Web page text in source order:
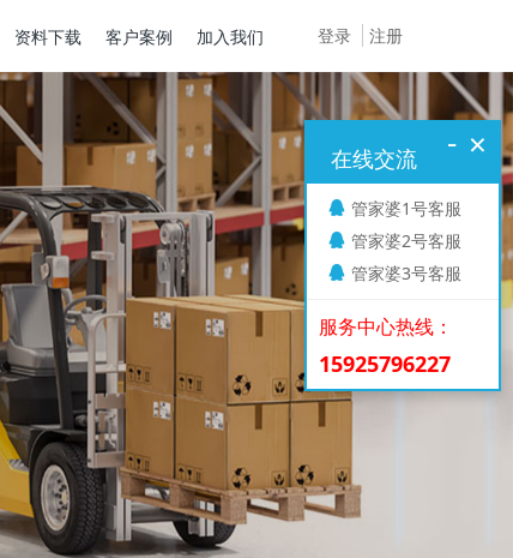
登录 注册
资料下载 客户案例 加入我们
×
-
在线交流
管家婆1号客服
管家婆2号客服
管家婆3号客服
服务中心热线：
15925796227